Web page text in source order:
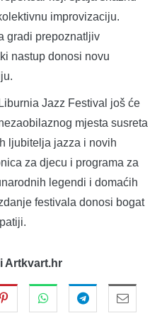
improvizaciju.
gradi prepoznatljiv
nastup donosi novu
Jazz Festival još će
mjesta susreta
ljubitelja jazza i novih
za djecu i programa za
legendi i domaćih
festivala donosi bogat
Artkvart.hr